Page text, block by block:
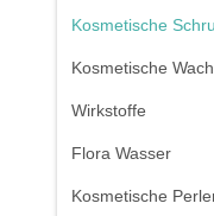
Kosmetische
Kosmetische
Wirkstoffe
Flora Wasser
Kosmetische